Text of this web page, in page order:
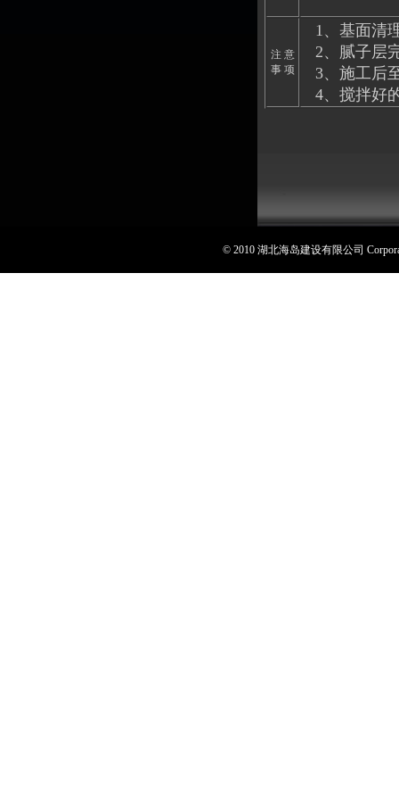
注 意
事 项
1、基面清
2、腻子层
3、施工后
4、搅拌好
© 2010 湖北海岛建设有限公司